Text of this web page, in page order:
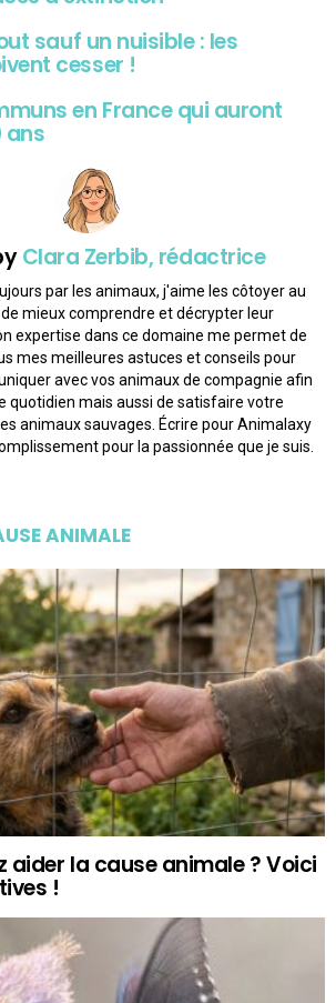
sauf un nuisible : les
cesser !
en France qui auront
ans
Clara Zerbib, rédactrice
par les animaux, j'aime les côtoyer au
mieux comprendre et décrypter leur
expertise dans ce domaine me permet de
mes meilleures astuces et conseils pour
avec vos animaux de compagnie afin
quotidien mais aussi de satisfaire votre
animaux sauvages. Écrire pour Animalaxy
pour la passionnée que je suis.
ANIMALE
aider la cause animale ? Voici
!